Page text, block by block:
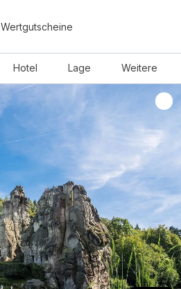
Wertgutscheine
Hotel Lage Weitere